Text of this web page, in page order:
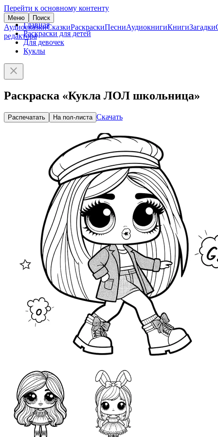
Перейти к основному контенту
Меню Поиск
АудиосказкиСказкиРаскраскиПесниАудиокнигиКнигиЗагадки
редактора
Главная
Раскраски для детей
Для девочек
Куклы
Раскраска «Кукла ЛОЛ школьница»
Распечатать На пол-листа Скачать